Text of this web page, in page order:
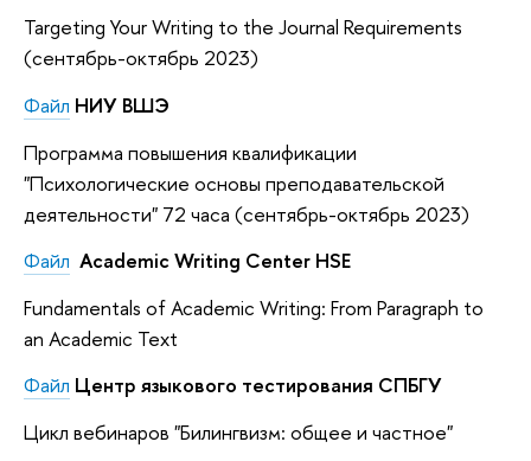
Targeting Your Writing to the Journal Requirements
(сентябрь-октябрь 2023)
Файл НИУ ВШЭ
Программа повышения квалификации
"Психологические основы преподавательской
деятельности" 72 часа (сентябрь-октябрь 2023)
Файл Academic Writing Center HSE
Fundamentals of Academic Writing: From Paragraph to
an Academic Text
Файл Центр языкового тестирования СПБГУ
Цикл вебинаров "Билингвизм: общее и частное"